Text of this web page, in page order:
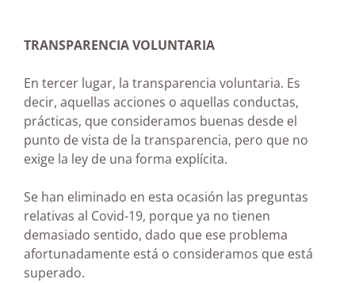
TRANSPARENCIA VOLUNTARIA
En tercer lugar, la transparencia voluntaria. Es
decir, aquellas acciones o aquellas conductas,
prácticas, que consideramos buenas desde el
punto de vista de la transparencia, pero que no
exige la ley de una forma explícita.
Se han eliminado en esta ocasión las preguntas
relativas al Covid-19, porque ya no tienen
demasiado sentido, dado que ese problema
afortunadamente está o consideramos que está
superado.